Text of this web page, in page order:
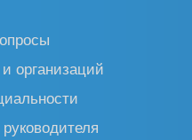
организаций